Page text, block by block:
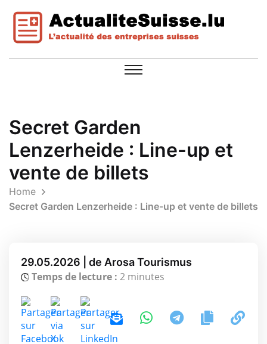
Secret Garden
Lenzerheide : Line-up et
vente de billets
Home
Secret Garden Lenzerheide : Line-up et vente de billets
29.05.2026 | de Arosa Tourismus
Temps de lecture : 2 minutes